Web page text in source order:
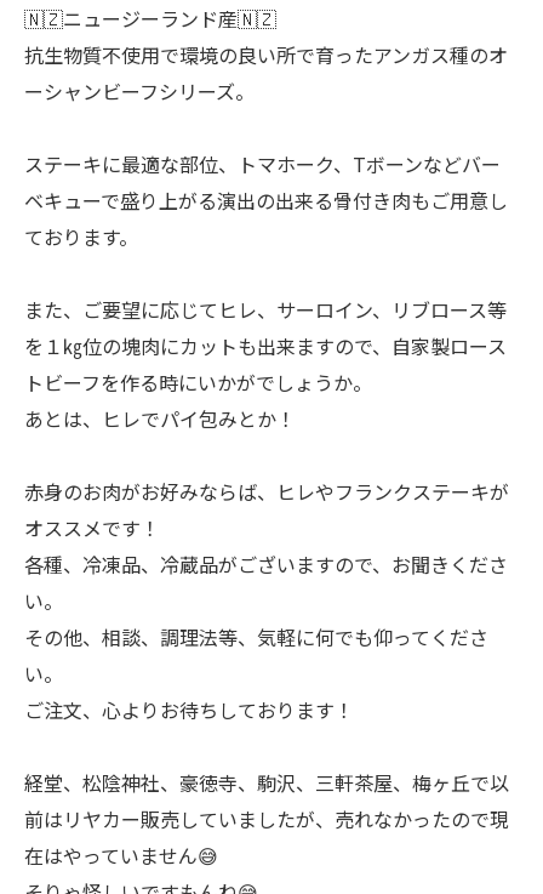
🇳🇿ニュージーランド産🇳🇿
抗生物質不使用で環境の良い所で育ったアンガス種のオ
ーシャンビーフシリーズ。
ステーキに最適な部位、トマホーク、Tボーンなどバー
ベキューで盛り上がる演出の出来る骨付き肉もご用意し
ております。
また、ご要望に応じてヒレ、サーロイン、リブロース等
を１㎏位の塊肉にカットも出来ますので、自家製ロース
トビーフを作る時にいかがでしょうか。
あとは、ヒレでパイ包みとか！
赤身のお肉がお好みならば、ヒレやフランクステーキが
オススメです！
各種、冷凍品、冷蔵品がございますので、お聞きくださ
い。
その他、相談、調理法等、気軽に何でも仰ってくださ
い。
ご注文、心よりお待ちしております！
経堂、松陰神社、豪徳寺、駒沢、三軒茶屋、梅ヶ丘で以
前はリヤカー販売していましたが、売れなかったので現
在はやっていません😅